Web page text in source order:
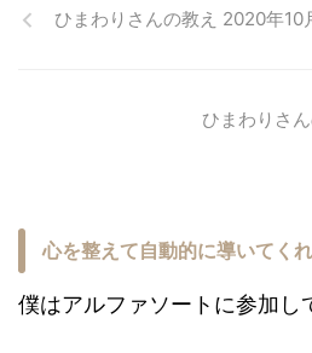
ひまわりさんの教え 2020年10
ひまわりさ
心を整えて自動的に導いてく
僕はアルファソートに参加し